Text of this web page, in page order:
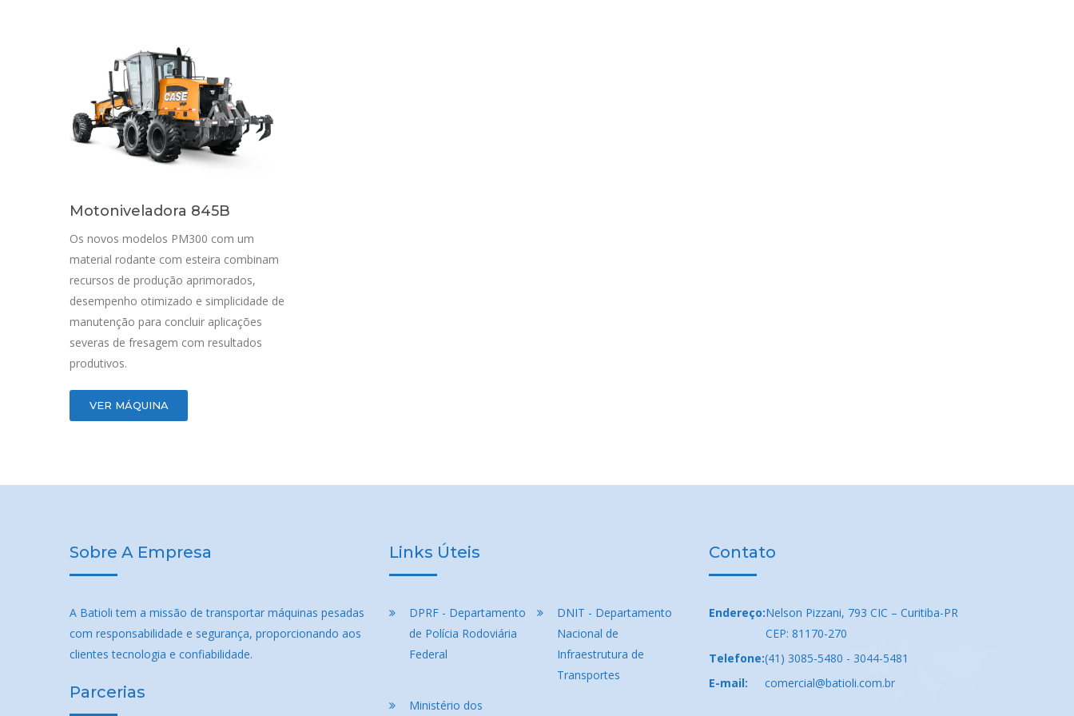
Motoniveladora 845B
Os novos modelos PM300 com um
material rodante com esteira combinam
recursos de produção aprimorados,
desempenho otimizado e simplicidade de
manutenção para concluir aplicações
severas de fresagem com resultados
produtivos.
VER MÁQUINA
Sobre A Empresa
A Batioli tem a missão de transportar máquinas pesadas
com responsabilidade e segurança, proporcionando aos
clientes tecnologia e confiabilidade.
Parcerias
Links Úteis
DPRF - Departamento
de Polícia Rodoviária
Federal
DNIT - Departamento
Nacional de
Infraestrutura de
Transportes
Ministério dos
Contato
Endereço:Nelson Pizzani, 793 CIC – Curitiba-PR
CEP: 81170-270
Telefone:(41) 3085-5480 - 3044-5481
E-mail:
comercial@batioli.com.br